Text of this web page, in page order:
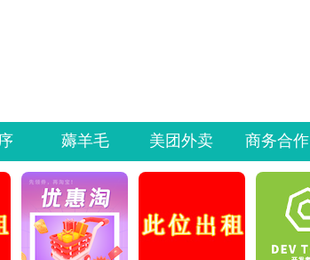
薅羊毛 美团外卖 商务合作